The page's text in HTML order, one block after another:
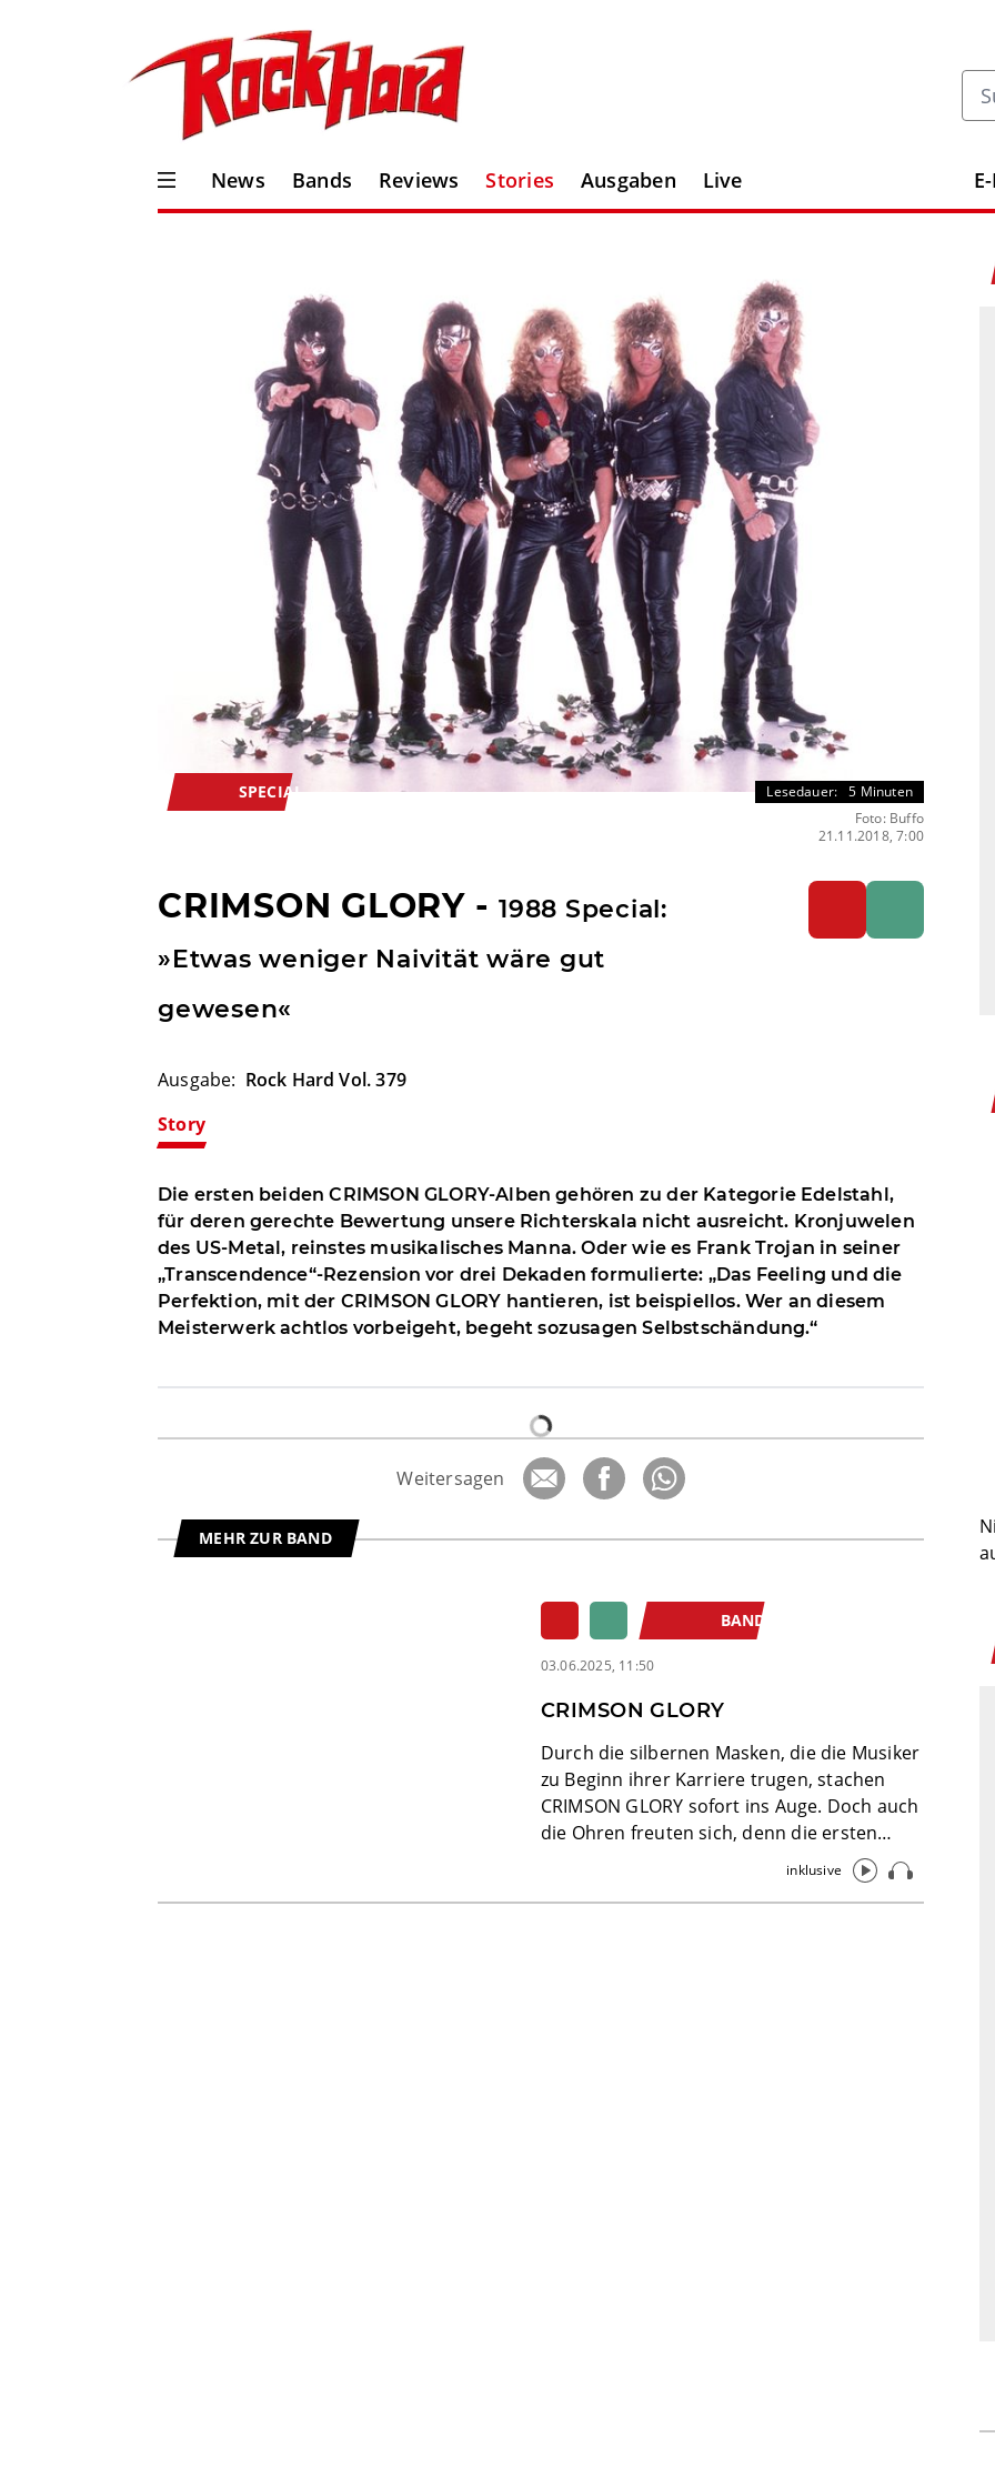
News Bands Reviews Stories Ausgaben Live
SPECIAL Lesedauer:
5 Minuten
Foto: Buffo
21.11.2018, 7:00
CRIMSON GLORY- 1988 Special:
»Etwas weniger Naivität wäre gut
gewesen«
Ausgabe: Rock Hard Vol. 379
Story
Die ersten beiden CRIMSON GLORY-Alben gehören zu der Kategorie Edelstahl,
für deren gerechte Bewertung unsere Richterskala nicht ausreicht. Kronjuwelen
des US-Metal, reinstes musikalisches Manna. Oder wie es Frank Trojan in seiner
„Transcendence“-Rezension vor drei Dekaden formulierte: „Das Feeling und die
Perfektion, mit der CRIMSON GLORY hantieren, ist beispiellos. Wer an diesem
Meisterwerk achtlos vorbeigeht, begeht sozusagen Selbstschändung.“
Weitersagen
MEHR ZUR BAND
BAND
03.06.2025, 11:50
CRIMSON GLORY
Durch die silbernen Masken, die die Musiker
zu Beginn ihrer Karriere trugen, stachen
CRIMSON GLORY sofort ins Auge. Doch auch
die Ohren freuten sich, denn die ersten
beiden Alben der Truppe enthalten
mustergültigen melodischen US-Metal. Doch
inklusive